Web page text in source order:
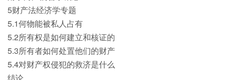
5财产法经济学专题
5.1何物能被私人占有
5.2所有权是如何建立和核证的
5.3所有者如何处置他们的财产
5.4对财产权侵犯的救济是什么
结论